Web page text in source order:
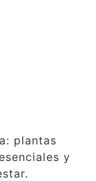
plantas
y